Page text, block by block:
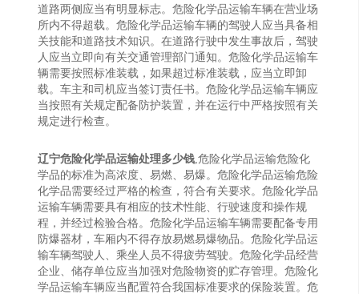
道路两侧应当有明显标志。危险化学品运输车辆在营业场
所内不得超载。危险化学品运输车辆的驾驶人应当具备相
关技能和道路技术知识。在道路行驶中发生事故后，驾驶
人应当立即向有关交通管理部门通知。危险化学品运输车
辆需要按照标准装载，如果超过标准装载，应当立即卸
载。车主和司机应当签订责任书。危险化学品运输车辆应
当按照有关规定配备防护装置，并在运行中严格按照有关
规定进行检查。
辽宁危险化学品运输处理多少钱 ,危险化学品运输危险化
学品的标准为高浓度、易燃、易爆。危险化学品运输危险
化学品需要经过严格的检查，符合有关要求。危险化学品
运输车辆需要具有相应的技术性能、行驶速度和操作规
程，并经过检验合格。危险化学品运输车辆需要配备专用
防爆器材，车厢内不得存放易燃易爆物品。危险化学品运
输车辆驾驶人、乘坐人员不得疲劳驾驶。危险化学品经营
企业、储存单位应当加强对危险物资的贮存管理。危险化
学品运输车辆应当配置符合我国标准要求的保险装置。危